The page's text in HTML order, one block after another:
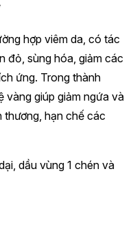
hợp viêm da, có tác
đỏ, sùng hóa, giảm các
ứng. Trong thành
vàng giúp giảm ngứa và
thương, hạn chế các
dầu vùng 1 chén và